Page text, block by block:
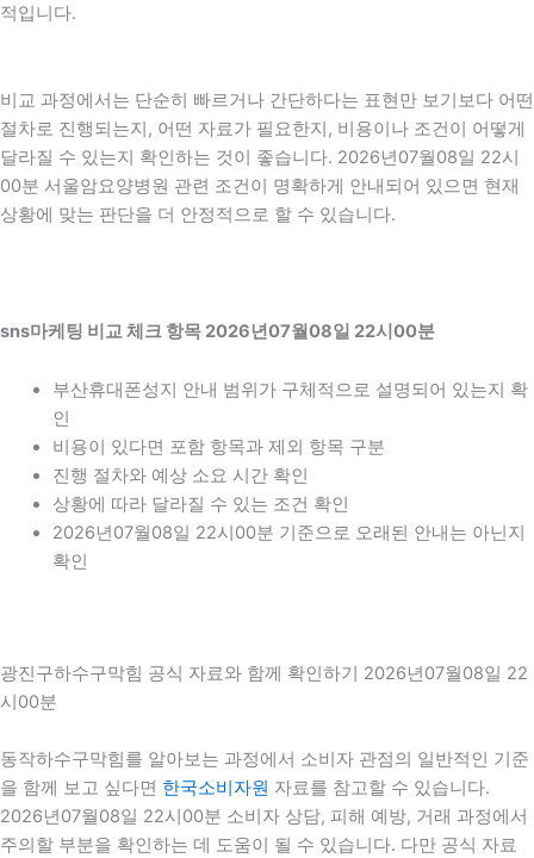
적입니다.
비교 과정에서는 단순히 빠르거나 간단하다는 표현만 보기보다 어떤
절차로 진행되는지, 어떤 자료가 필요한지, 비용이나 조건이 어떻게
달라질 수 있는지 확인하는 것이 좋습니다. 2026년07월08일 22시
00분 서울암요양병원 관련 조건이 명확하게 안내되어 있으면 현재
상황에 맞는 판단을 더 안정적으로 할 수 있습니다.
sns마케팅 비교 체크 항목 2026년07월08일 22시00분
부산휴대폰성지 안내 범위가 구체적으로 설명되어 있는지 확
인
비용이 있다면 포함 항목과 제외 항목 구분
진행 절차와 예상 소요 시간 확인
상황에 따라 달라질 수 있는 조건 확인
2026년07월08일 22시00분 기준으로 오래된 안내는 아닌지
확인
광진구하수구막힘 공식 자료와 함께 확인하기 2026년07월08일 22
시00분
동작하수구막힘를 알아보는 과정에서 소비자 관점의 일반적인 기준
을 함께 보고 싶다면 한국소비자원 자료를 참고할 수 있습니다.
2026년07월08일 22시00분 소비자 상담, 피해 예방, 거래 과정에서
주의할 부분을 확인하는 데 도움이 될 수 있습니다. 다만 공식 자료